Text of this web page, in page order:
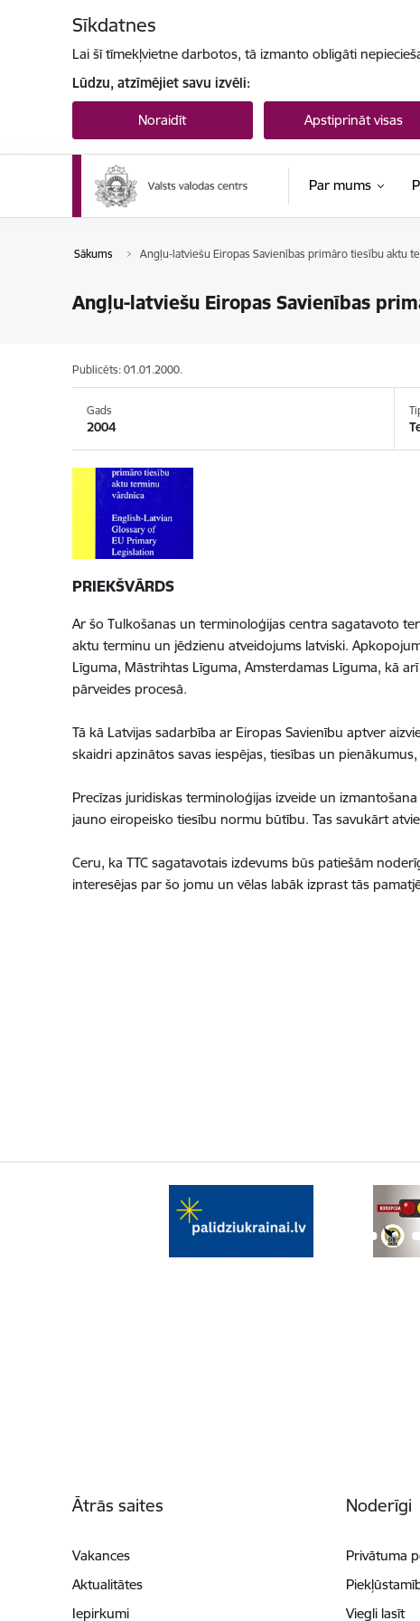
Sīkdatnes
Lai šī tīmekļvietne darbotos, tā izmanto obligāti
Lūdzu, atzīmējiet savu izvēli:
Noraidīt Apstiprināt visas
Par mums
Sākums Angļu-latviešu Eiropas Savienības primāro tiesību aktu
Angļu-latviešu Eiropas Savienības
Publicēts: 01.01.2000.
Gads
2004
PRIEKŠVĀRDS
Ar šo Tulkošanas un terminoloģijas centra sagatavoto
aktu terminu un jēdzienu atveidojums latviski.
Līguma, Māstrihtas Līguma, Amsterdamas Līguma, kā
pārveides procesā.
Tā kā Latvijas sadarbība ar Eiropas Savienību aptver
skaidri apzinātos savas iespējas, tiesības un
Precīzas juridiskas terminoloģijas izveide un
jauno eiropeisko tiesību normu būtību. Tas savukārt
Ceru, ka TTC sagatavotais izdevums būs patiešām
interesējas par šo jomu un vēlas labāk izprast tās
Ātrās saites
Vakances
Aktualitātes
Iepirkumi
Noderīgi
Privātuma
Viegli lasīt